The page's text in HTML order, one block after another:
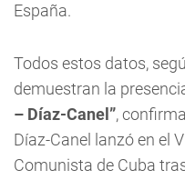
España.
Todos estos datos,
demuestran la
– Díaz-Canel”,
Díaz-Canel lanzó en el
Comunista de Cuba